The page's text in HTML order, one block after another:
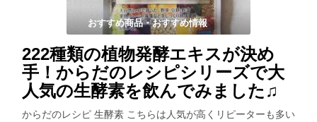
おすすめ商品・おすすめ情報
222種類の植物発酵エキスが決め
手！からだのレシピシリーズで大
人気の生酵素を飲んでみました♫
からだのレシピ 生酵素 こちらは人気が高くリピーターも多い